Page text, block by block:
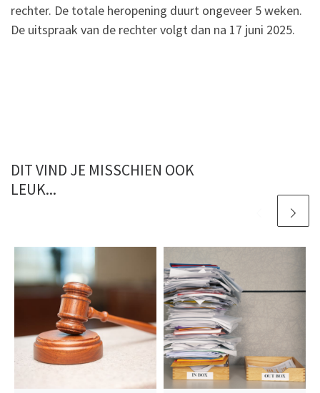
rechter. De totale heropening duurt ongeveer 5 weken.
De uitspraak van de rechter volgt dan na 17 juni 2025.
DIT VIND JE MISSCHIEN OOK
LEUK...